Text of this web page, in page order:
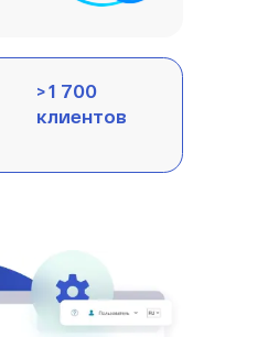
> 1 700
клиентов